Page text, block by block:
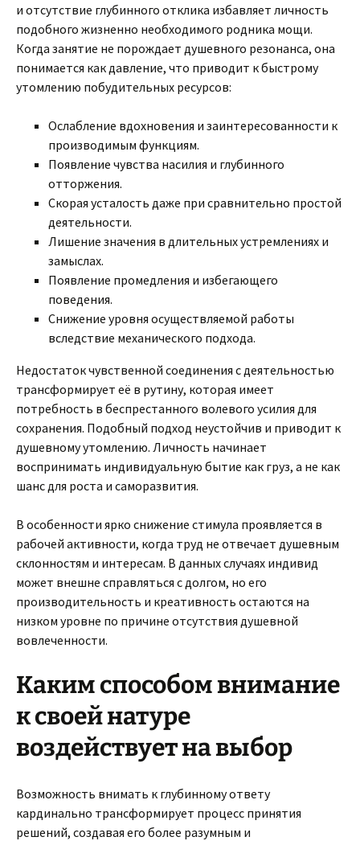
и отсутствие глубинного отклика избавляет личность
подобного жизненно необходимого родника мощи.
Когда занятие не порождает душевного резонанса, она
понимается как давление, что приводит к быстрому
утомлению побудительных ресурсов:
Ослабление вдохновения и заинтересованности к
производимым функциям.
Появление чувства насилия и глубинного
отторжения.
Скорая усталость даже при сравнительно простой
деятельности.
Лишение значения в длительных устремлениях и
замыслах.
Появление промедления и избегающего
поведения.
Снижение уровня осуществляемой работы
вследствие механического подхода.
Недостаток чувственной соединения с деятельностью
трансформирует её в рутину, которая имеет
потребность в беспрестанного волевого усилия для
сохранения. Подобный подход неустойчив и приводит к
душевному утомлению. Личность начинает
воспринимать индивидуальную бытие как груз, а не как
шанс для роста и саморазвития.
В особенности ярко снижение стимула проявляется в
рабочей активности, когда труд не отвечает душевным
склонностям и интересам. В данных случаях индивид
может внешне справляться с долгом, но его
производительность и креативность остаются на
низком уровне по причине отсутствия душевной
вовлеченности.
Каким способом внимание
к своей натуре
воздействует на выбор
Возможность внимать к глубинному ответу
кардинально трансформирует процесс принятия
решений, создавая его более разумным и